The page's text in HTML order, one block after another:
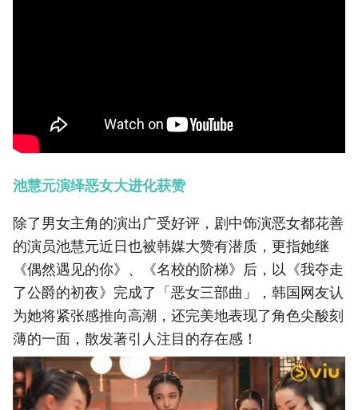
池慧元演绎恶女大进化获赞
除了男女主角的演出广受好评，剧中饰演恶女都花善
的演员池慧元近日也被韩媒大赞有潜质，更指她继
《偶然遇见的你》、《名校的阶梯》后，以《我夺走
了公爵的初夜》完成了「恶女三部曲」，韩国网友认
为她将紧张感推向高潮，还完美地表现了角色尖酸刻
薄的一面，散发著引人注目的存在感！